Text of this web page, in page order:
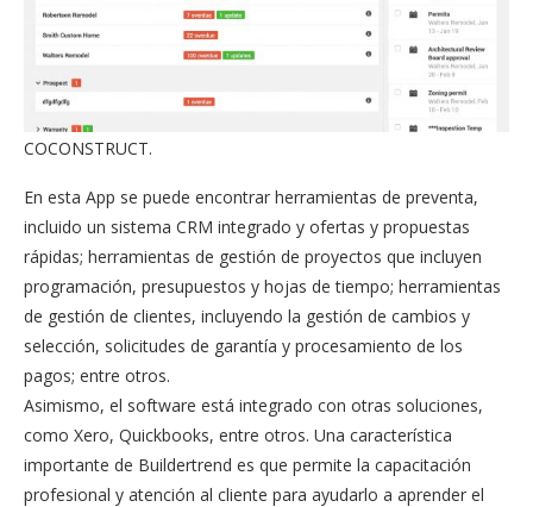
COCONSTRUCT.
En esta App se puede encontrar herramientas de preventa,
incluido un sistema CRM integrado y ofertas y propuestas
rápidas; herramientas de gestión de proyectos que incluyen
programación, presupuestos y hojas de tiempo; herramientas
de gestión de clientes, incluyendo la gestión de cambios y
selección, solicitudes de garantía y procesamiento de los
pagos; entre otros.
Asimismo, el software está integrado con otras soluciones,
como Xero, Quickbooks, entre otros. Una característica
importante de Buildertrend es que permite la capacitación
profesional y atención al cliente para ayudarlo a aprender el